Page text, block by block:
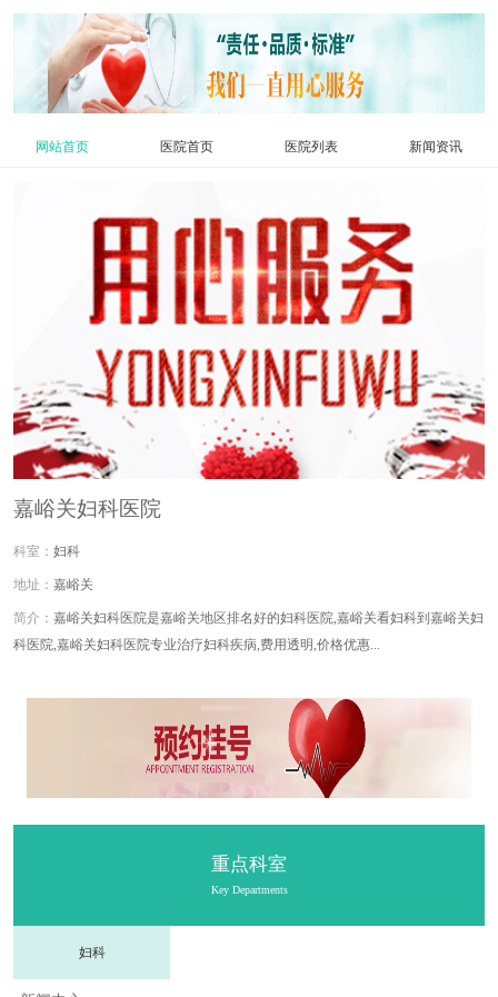
网站首页 医院首页 医院列表 新闻资讯
嘉峪关妇科医院
妇科
嘉峪关
嘉峪关妇科医院是嘉峪关地区排名好的妇科医院,嘉峪关看妇科到嘉峪关妇
科医院,嘉峪关妇科医院专业治疗妇科疾病,费用透明,价格优惠...
重点科室
Key Departments
妇科